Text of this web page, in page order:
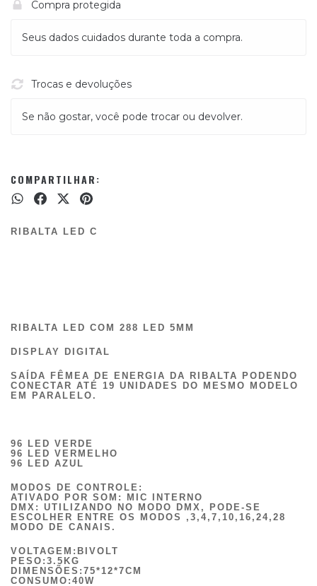
Compra protegida
Seus dados cuidados durante toda a compra.
Trocas e devoluções
Se não gostar, você pode trocar ou devolver.
COMPARTILHAR:
RIBALTA LED C
RIBALTA LED COM 288 LED 5MM
DISPLAY DIGITAL
SAÍDA FÊMEA DE ENERGIA DA RIBALTA PODENDO
CONECTAR ATÉ 19 UNIDADES DO MESMO MODELO
EM PARALELO.
96 LED VERDE
96 LED VERMELHO
96 LED AZUL
MODOS DE CONTROLE:
ATIVADO POR SOM: MIC INTERNO
DMX: UTILIZANDO NO MODO DMX, PODE-SE
ESCOLHER ENTRE OS MODOS ,3,4,7,10,16,24,28
MODO DE CANAIS.
VOLTAGEM: BIVOLT
PESO:3.5KG
DIMENSÕES:75*12*7CM
CONSUMO:40W